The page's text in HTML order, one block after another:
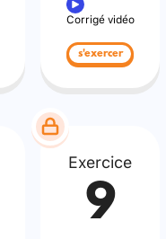
Corrigé vidéo
s'exercer
Exercice
9